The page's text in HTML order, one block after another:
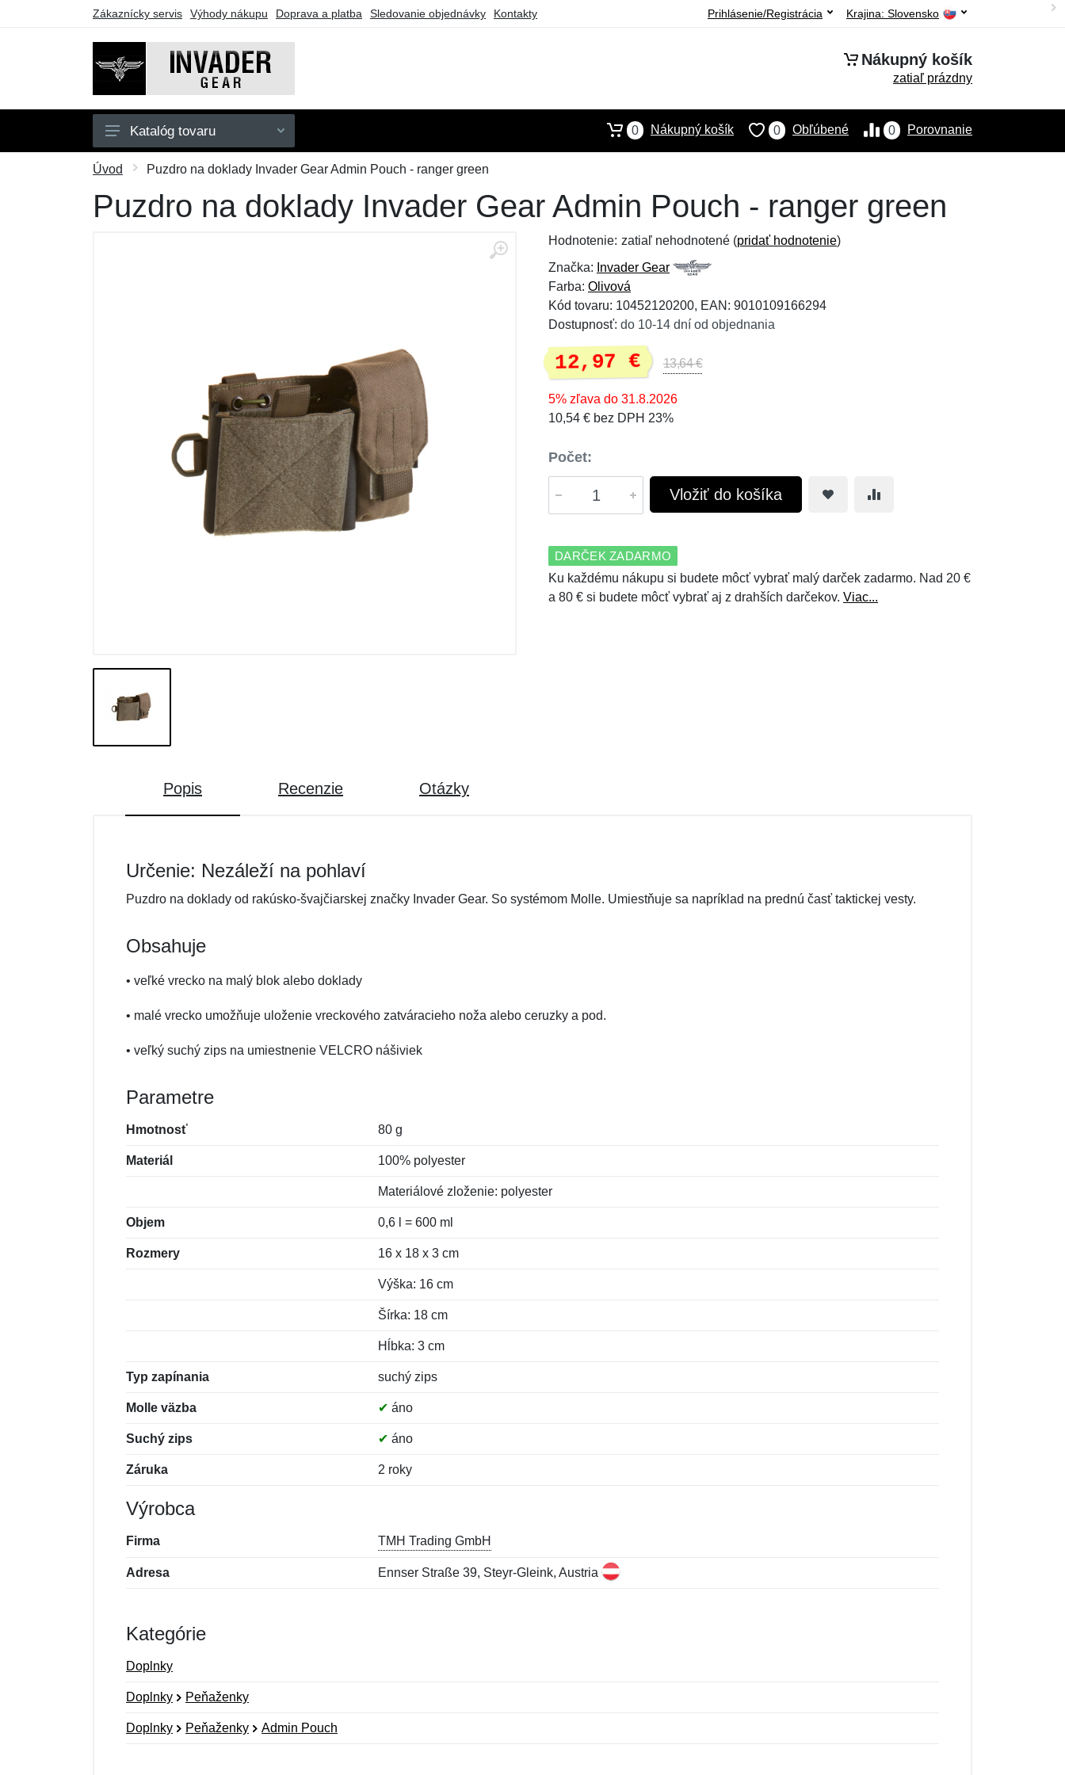
Zákaznícky servis Výhody nákupu Doprava a platba Sledovanie objednávky Kontakty Krajina: Slovensko
Prihlásenie/Registrácia
Nákupný košík
zatiaľ prázdny
Pánske
Doplnky
Katalóg tovaru 0 Porovnanie
0 Obľúbené
0 Nákupný košík
Úvod Puzdro na doklady Invader Gear Admin Pouch - ranger green
Puzdro na doklady Invader Gear Admin Pouch - ranger green
Hodnotenie: zatiaľ nehodnotené (pridať hodnotenie)
Značka: Invader Gear
Farba: Olivová
Kód tovaru: 10452120200, EAN: 9010109166294
Dostupnosť: do 10-14 dní od objednania
12,97 € 13,64 €
5% zľava do 31.8.2026
10,54 € bez DPH 23%
Počet:
Vložiť do košíka
DARČEK ZADARMO
Ku každému nákupu si budete môcť vybrať malý darček zadarmo. Nad 20 €
a 80 € si budete môcť vybrať aj z drahších darčekov. Viac...
Popis Recenzie Otázky
Určenie: Nezáleží na pohlaví
Puzdro na doklady od rakúsko-švajčiarskej značky Invader Gear. So systémom Molle. Umiestňuje sa napríklad na prednú časť taktickej vesty.
Obsahuje
• veľké vrecko na malý blok alebo doklady
• malé vrecko umožňuje uloženie vreckového zatváracieho noža alebo ceruzky a pod.
• veľký suchý zips na umiestnenie VELCRO nášiviek
Parametre
Hmotnosť 80 g
Materiál 100% polyester
Materiálové zloženie: polyester
Objem 0,6 l = 600 ml
Rozmery 16 x 18 x 3 cm
Výška: 16 cm
Šírka: 18 cm
Hĺbka: 3 cm
Typ zapínania suchý zips
Molle väzba ✔ áno
Suchý zips ✔ áno
Záruka 2 roky
Výrobca
Firma TMH Trading GmbH
Adresa Ennser Straße 39, Steyr-Gleink, Austria
Kategórie
Doplnky
Doplnky Peňaženky
Doplnky Peňaženky Admin Pouch